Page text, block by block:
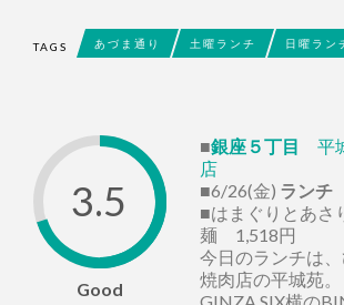
TAGS あづま通り 土曜ランチ 日曜ラン
3.5
Good
■銀座５丁目
平
店
■6/26(金) ランチ
■はまぐりとあさ
麺 1,518円
今日のランチは
焼肉店の平城苑。